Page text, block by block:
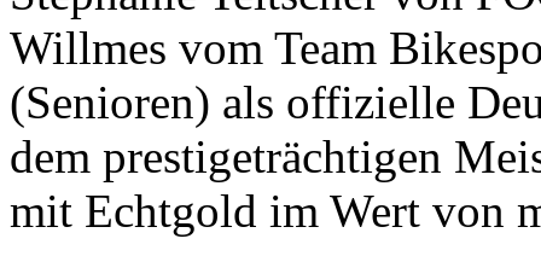
Willmes vom Team
(Senioren) als offizielle
dem prestigeträchtigen
mit Echtgold im Wert von